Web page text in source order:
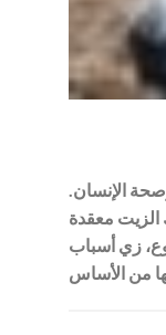
الإنسان.
الزيت معقدة
زي أسباب